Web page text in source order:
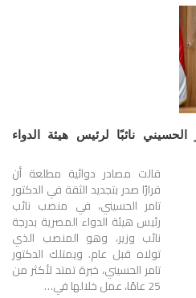
نائبًا لرئيس هيئة الدواء
قالت مصادر دوائية مطلعة أن
قرارًا صدر بتجديد الثقة في الدكتور
تامر الحسيني، في منصب نائب
رئيس هيئة الدواء المصرية بدرجة
نائب وزير، وهو المنصب الذي
تولاه قبل عام. ويمتلك الدكتور
تامر الحسيني، خبرة تمتد لأكثر من
25 عامًا، عمل خلالها في…